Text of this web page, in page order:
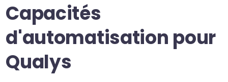
Capacités
d'automatisation pour
Qualys